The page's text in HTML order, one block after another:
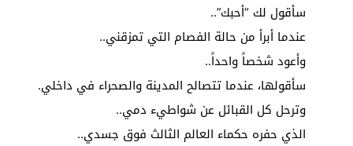
سأقول لك “أحبك”..
عندما أبرأ من حالة الفصام التي تمزقني..
وأعود شخصاً واحداً..
سأقولها، عندما تتصالح المدينة والصحراء في داخلي.
وترحل كل القبائل عن شواطيء دمي..
الذي حفره حكماء العالم الثالث فوق جسدي..